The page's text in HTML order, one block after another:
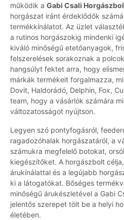
működik a Gabi Csali
horgászat iránt érdeklődők
termékkínálatot. Az üzlet
a rutinos horgászokig mindenki
kiváló minőségű etetőanyagok,
felszerelések sorakoznak a
hangsúlyt fektet arra, hogy
márkák termékeit forgalmazza,
Dovit, Haldorádó, Delphin, Fox,
team, hogy a vásárlók számára
változatosságot nyújtson.
Legyen szó pontyfogásról,
ragadozóhalak horgászatáról, a
számukra megfelelő botokat,
kiegészítőket. A horgászbolt
árukínálattal és a legújabb
ki a látogatókat. Bőséges
minőségű árukészletével a Gabi
jelentős szerepet tölt be a helyi
életében.